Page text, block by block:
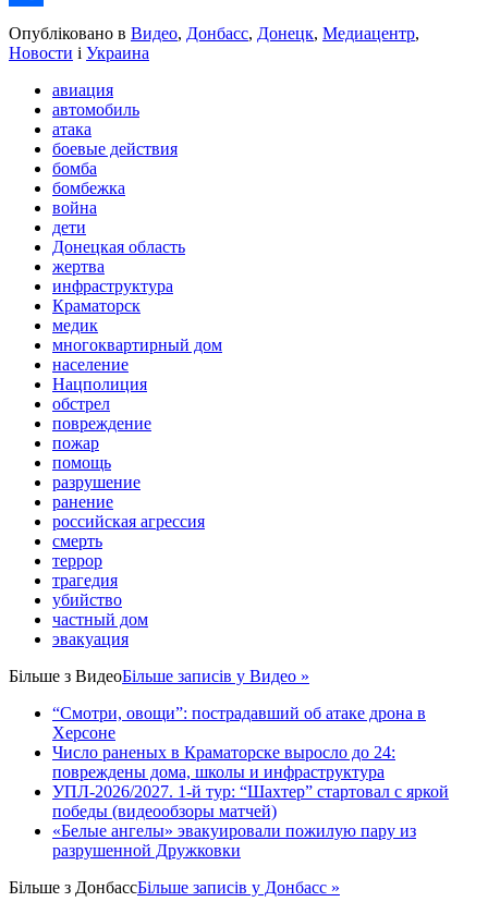
Share
Опубліковано в Видео, Донбасс, Донецк, Медиацентр,
Новости і Украина
авиация
автомобиль
атака
боевые действия
бомба
бомбежка
война
дети
Донецкая область
жертва
инфраструктура
Краматорск
медик
многоквартирный дом
население
Нацполиция
обстрел
повреждение
пожар
помощь
разрушение
ранение
российская агрессия
смерть
террор
трагедия
убийство
частный дом
эвакуация
Більше з ВидеоБільше записів у Видео »
“Смотри, овощи”: пострадавший об атаке дрона в
Херсоне
Число раненых в Краматорске выросло до 24:
повреждены дома, школы и инфраструктура
УПЛ-2026/2027. 1-й тур: “Шахтер” стартовал с яркой
победы (видеообзоры матчей)
«Белые ангелы» эвакуировали пожилую пару из
разрушенной Дружковки
Більше з ДонбассБільше записів у Донбасс »